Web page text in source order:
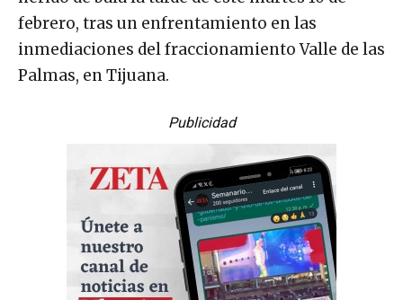
febrero, tras un enfrentamiento en las
inmediaciones del fraccionamiento Valle de las
Palmas, en Tijuana.
Publicidad